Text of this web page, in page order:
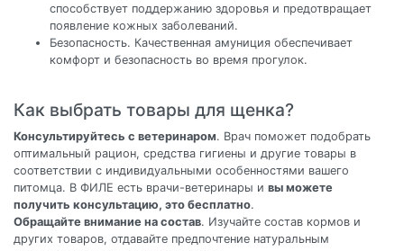
способствует поддержанию здоровья и предотвращает
появление кожных заболеваний.
Безопасность. Качественная амуниция обеспечивает
комфорт и безопасность во время прогулок.
Как выбрать товары для щенка?
Консультируйтесь с ветеринаром. Врач поможет подобрать
оптимальный рацион, средства гигиены и другие товары в
соответствии с индивидуальными особенностями вашего
питомца. В ФИЛЕ есть врачи-ветеринары и вы можете
получить консультацию, это бесплатно.
Обращайте внимание на состав. Изучайте состав кормов и
других товаров, отдавайте предпочтение натуральным